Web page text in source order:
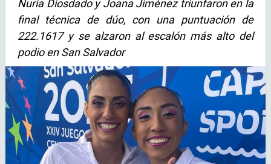
Nuria Diosdado y Joana Jiménez triunfaron en la
final técnica de dúo, con una puntuación de
222.1617 y se alzaron al escalón más alto del
podio en San Salvador